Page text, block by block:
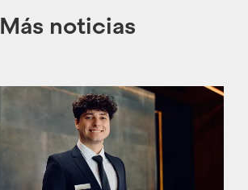
Más noticias